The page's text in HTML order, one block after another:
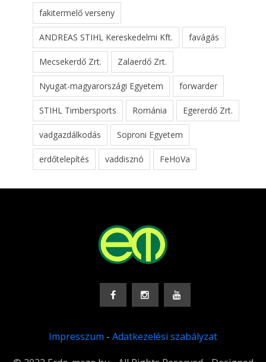
fakitermelő verseny
ANDREAS STIHL Kereskedelmi Kft. favágás
Mecsekerdő Zrt. Zalaerdő Zrt.
Nyugat-magyarországi Egyetem forwarder
STIHL Timbersports Románia Egererdő Zrt.
vadgazdálkodás Soproni Egyetem
erdőtelepítés vaddisznó FeHoVa
Impresszum - Adatkezelési szabályzat